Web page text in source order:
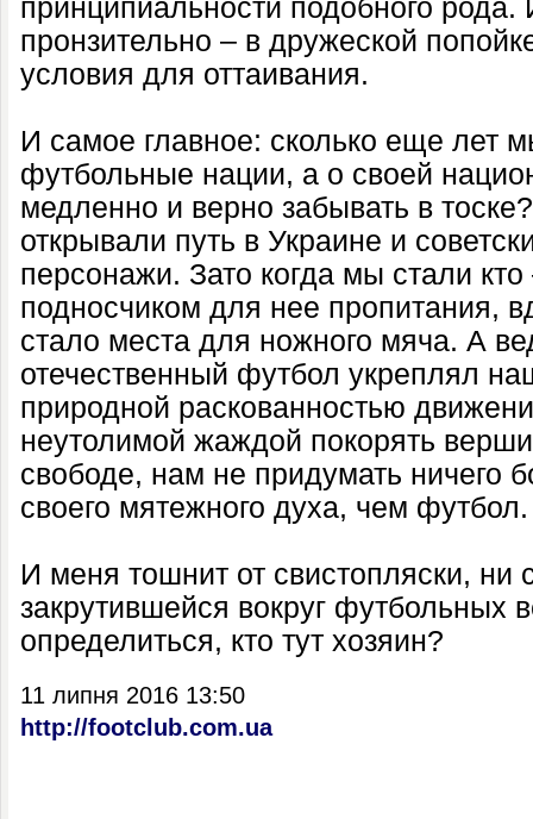
принципиальности подобного рода.
пронзительно – в дружеской
условия для оттаивания.
И самое главное: сколько еще лет
футбольные нации, а о своей
медленно и верно забывать в
открывали путь в Украине и
персонажи. Зато когда мы стали
подносчиком для нее пропитания,
стало места для ножного мяча. А
отечественный футбол укреплял
природной раскованностью
неутолимой жаждой покорять
свободе, нам не придумать ничего
своего мятежного духа, чем футбол.
И меня тошнит от свистопляски, ни
закрутившейся вокруг футбольных
определиться, кто тут хозяин?
11 липня 2016 13:50
http://footclub.com.ua